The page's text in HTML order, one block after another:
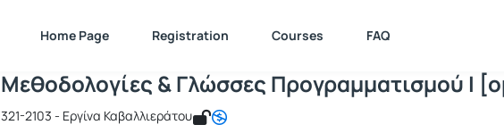
Home Page Registration Courses FAQ
Αρχική Σελίδα Μεθοδολογίες & Γλώσσες Προγραμματισμού Ι [open]
Course : Μεθοδολογίες & Γλώσσες
Course code : ICSD128
Μεθοδολογίες & Γλώσσες Προγραμματισμού Ι
321-2103 - Εργίνα Καβαλλιεράτου